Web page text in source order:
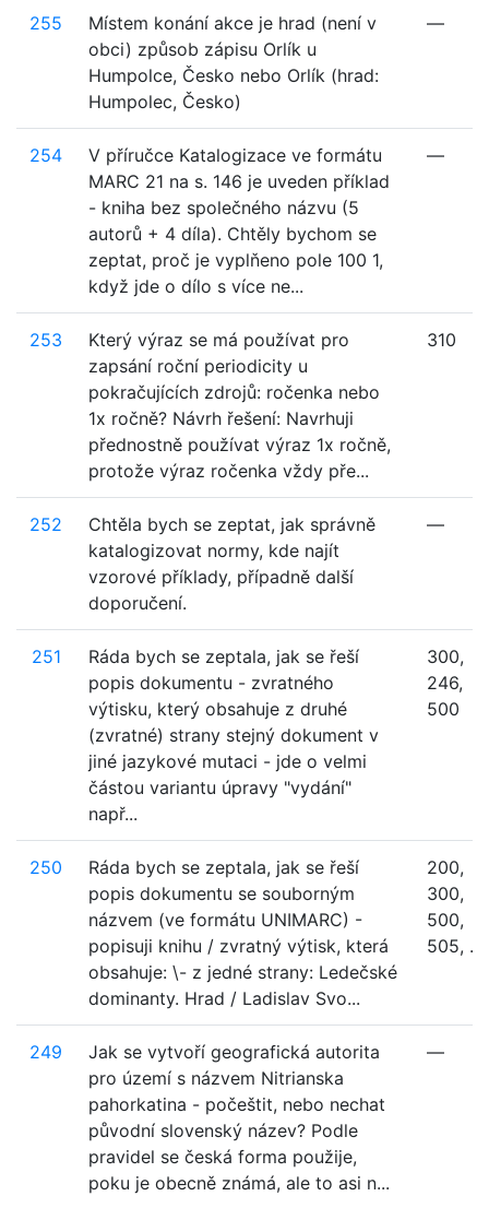
255
Místem konání akce je hrad (není v
obci) způsob zápisu Orlík u
Humpolce, Česko nebo Orlík (hrad:
Humpolec, Česko)
—
254
V příručce Katalogizace ve formátu
MARC 21 na s. 146 je uveden příklad
- kniha bez společného názvu (5
autorů + 4 díla). Chtěly bychom se
zeptat, proč je vyplňeno pole 100 1,
když jde o dílo s více ne...
—
253
Který výraz se má používat pro
zapsání roční periodicity u
pokračujících zdrojů: ročenka nebo
1x ročně? Návrh řešení: Navrhuji
přednostně používat výraz 1x ročně,
protože výraz ročenka vždy pře...
310
252
Chtěla bych se zeptat, jak správně
katalogizovat normy, kde najít
vzorové příklady, případně další
doporučení.
—
251
Ráda bych se zeptala, jak se řeší
popis dokumentu - zvratného
výtisku, který obsahuje z druhé
(zvratné) strany stejný dokument v
jiné jazykové mutaci - jde o velmi
částou variantu úpravy "vydání"
např...
300,
246,
500
250
Ráda bych se zeptala, jak se řeší
popis dokumentu se souborným
názvem (ve formátu UNIMARC) -
popisuji knihu / zvratný výtisk, která
obsahuje: \- z jedné strany: Ledečské
dominanty. Hrad / Ladislav Svo...
200,
300,
500,
505, ...
249
Jak se vytvoří geografická autorita
pro území s názvem Nitrianska
pahorkatina - počeštit, nebo nechat
původní slovenský název? Podle
pravidel se česká forma použije,
poku je obecně známá, ale to asi n...
—